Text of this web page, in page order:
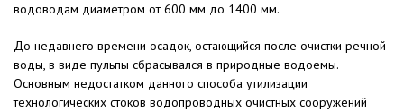
водоводам диаметром от 600 мм до 1400 мм.
До недавнего времени осадок, остающийся после очистки речной
воды, в виде пульпы сбрасывался в природные водоемы.
Основным недостатком данного способа утилизации
технологических стоков водопроводных очистных сооружений